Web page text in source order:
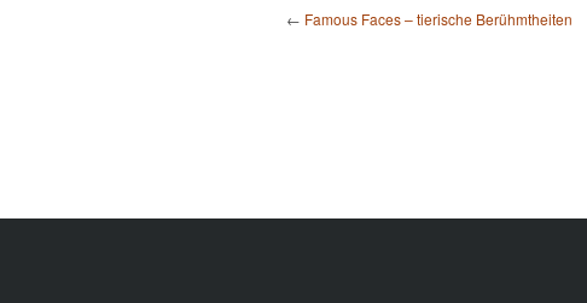
← Famous Faces – tierische Berühmtheiten